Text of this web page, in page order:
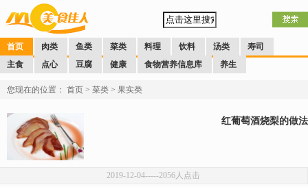
首页 肉类 鱼类 菜类 料理 饮料 汤类
寿司
主食
点心 豆腐 健康 食物营养信息库 养生
您现在的位置： 首页 > 菜类 > 果实类
红葡萄酒烧梨的做法
2019-12-04-----2056人点击